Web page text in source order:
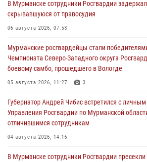
В Мурманске сотрудники Росгвардии
скрывавшуюся от правосудия
06 августа 2026, 07:53
Мурманские росгвардейцы стали
Чемпионата Северо-Западного округа
боевому самбо, прошедшего в Вологде
05 августа 2026, 11:27 3
Губернатор Андрей Чибис встретился с
Управления Росгвардии по Мурманской
отличившимся сотрудникам
04 августа 2026, 14:16
В Мурманске сотрудники Росгвардии